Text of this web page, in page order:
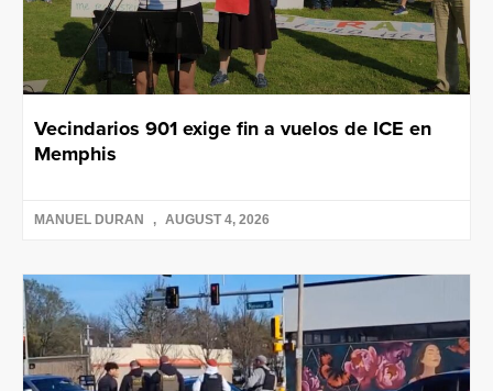
Vecindarios 901 exige fin a vuelos de ICE en
Memphis
MANUEL DURAN AUGUST 4, 2026